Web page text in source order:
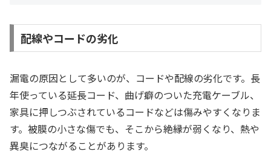
配線やコードの劣化
漏電の原因として多いのが、コードや配線の劣化です。長
年使っている延長コード、曲げ癖のついた充電ケーブル、
家具に押しつぶされているコードなどは傷みやすくなりま
す。被膜の小さな傷でも、そこから絶縁が弱くなり、熱や
異臭につながることがあります。